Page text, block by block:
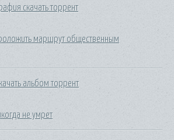
скачать торрент
маршрут общественным
альбом торрент
не умрет